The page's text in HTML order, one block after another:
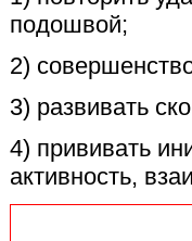
подошвой;
2)
3) развивать
4) прививать
активность,